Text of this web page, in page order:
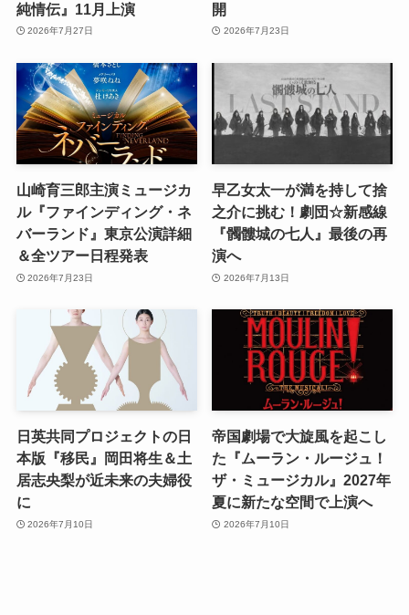
純情伝』11月上演
2026年7月27日
開
2026年7月23日
山崎育三郎主演ミュージカ
ル『ファインディング・ネ
バーランド』東京公演詳細
＆全ツアー日程発表
2026年7月23日
早乙女太一が満を持して捨
之介に挑む！劇団☆新感線
『髑髏城の七人』最後の再
演へ
2026年7月13日
日英共同プロジェクトの日
本版『移民』岡田将生＆土
居志央梨が近未来の夫婦役
に
2026年7月10日
帝国劇場で大旋風を起こし
た『ムーラン・ルージュ！
ザ・ミュージカル』2027年
夏に新たな空間で上演へ
2026年7月10日